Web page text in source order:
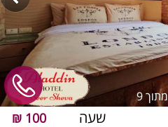
מתוך 9
שעה 100 ₪